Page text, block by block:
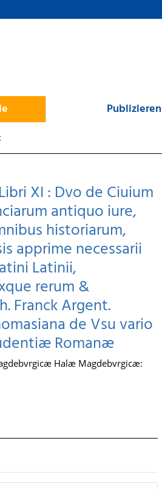
Publizieren
XI : Dvo de Ciuium
antiquo iure,
historiarum,
apprime necessarii
Latinii,
rerum &
Franck Argent.
de Vsu vario
Romanæ
Halæ Magdebvrgicæ: